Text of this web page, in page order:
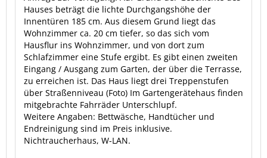
Hauses beträgt die lichte Durchgangshöhe der
Innentüren 185 cm. Aus diesem Grund liegt das
Wohnzimmer ca. 20 cm tiefer, so das sich vom
Hausflur ins Wohnzimmer, und von dort zum
Schlafzimmer eine Stufe ergibt. Es gibt einen zweiten
Eingang / Ausgang zum Garten, der über die Terrasse,
zu erreichen ist. Das Haus liegt drei Treppenstufen
über Straßenniveau (Foto) Im Gartengerätehaus finden
mitgebrachte Fahrräder Unterschlupf.
Weitere Angaben: Bettwäsche, Handtücher und
Endreinigung sind im Preis inklusive.
Nichtraucherhaus, W-LAN.